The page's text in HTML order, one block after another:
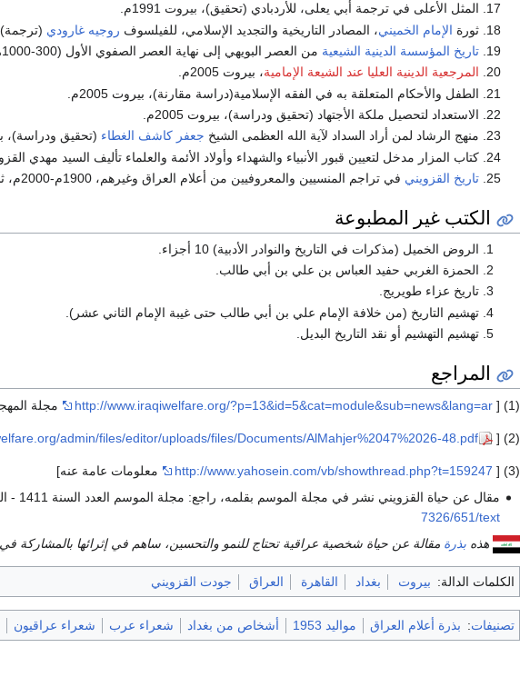
المثل الأعلى في ترجمة أبي يعلى، للأردبادي (تحقيق)، بيروت 1991م.
ثورة الإمام الخميني، المصادر التاريخية والتجديد الإسلامي، للفيلسوف روجيه غارودي (ترجمة)،
تاريخ المؤسسة الدينية الشيعية من العصر البويهي إلى نهاية العصر الصفوي الأول (300-1000ھ/912-1591م)، بيروت 2005م.
المرجعية الدينية العليا عند الشيعة الإمامية، بيروت 2005م.
الطفل والأحكام المتعلقة به في الفقه الإسلامية(دراسة مقارنة)، بيروت 2005م.
الاستعداد لتحصيل ملكة الأجتهاد (تحقيق ودراسة)، بيروت 2005م.
منهج الرشاد لمن أراد السداد لآية الله العظمى الشيخ جعفر كاشف الغطاء (تحقيق ودراسة)،
كتاب المزار مدخل لتعيين قبور الأنبياء والشهداء وأولاد الأئمة والعلماء تأليف السيد مهدي
تاريخ القزويني في تراجم المنسيين والمعروفيين من أعلام العراق وغيرهم، 1900م-2000م، ثلاثون مجلداً، بيروت 2012م.
الكتب غير المطبوعة
الروض الخميل (مذكرات في التاريخ والنوادر الأدبية) 10 أجزاء.
الحمزة الغربي حفيد العباس بن علي بن أبي طالب.
تاريخ عزاء طويريج.
تهشيم التاريخ (من خلافة الإمام علي بن أبي طالب حتى غيبة الإمام الثاني عشر).
تهشيم التهشيم أو نقد التاريخ البديل.
المراجع
(1) [
http://www.iraqiwelfare.org/?p=13&id=5&cat=module&sub=news&lang=ar مجلة
(2) [
admin/files/editor/uploads/files/Documents/AlMahjer%2047%2026-48.pdf
(3) [
http://www.yahosein.com/vb/showthread.php?t=159247
معلومات عامة عنه]
مقال عن حياة القزويني نشر في مجلة الموسم بقلمه، راجع: مجلة الموسم العدد السنة 1411 - العدد 9 و10
7326/651/text
هذه بذرة مقالة عن حياة شخصية عراقية تحتاج للنمو والتحسين، ساهم في إثرائها بالمشاركة
الكلمات الدالة: بيروت بغداد القاهرة العراق جودت القزويني
تصنيفات: بذرة أعلام العراق مواليد 1953 أشخاص من بغداد شعراء عرب شعراء عراقيون